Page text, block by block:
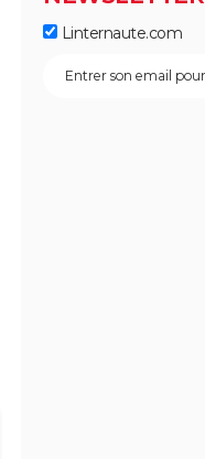
Linternaute.com